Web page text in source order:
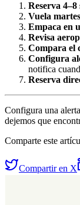
Reserva 4–8
Vuela
Empaca en
Revisa
Compara el
Configura
notifica
Reserva
Configura una
dejemos que
Comparte este
Compartir en X